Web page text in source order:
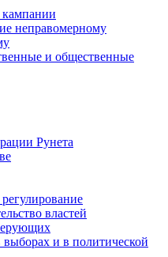
кампании
неправомерному
и общественные
Рунета
властей
выборах и в политической